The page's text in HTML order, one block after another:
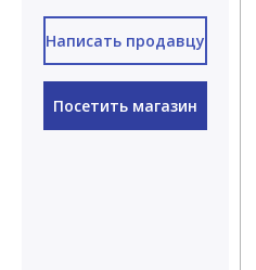
Написать продавцу
Посетить магазин